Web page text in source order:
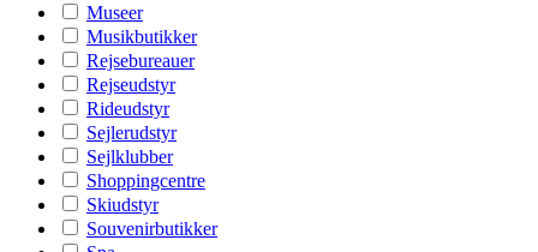
Museer
Musikbutikker
Rejsebureauer
Rejseudstyr
Rideudstyr
Sejlerudstyr
Sejlklubber
Shoppingcentre
Skiudstyr
Souvenirbutikker